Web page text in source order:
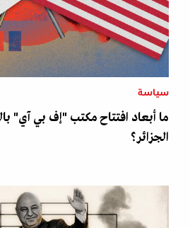
سياسة
ما أبعاد افتتاح مكتب "إف بي آي"
الجزائر؟